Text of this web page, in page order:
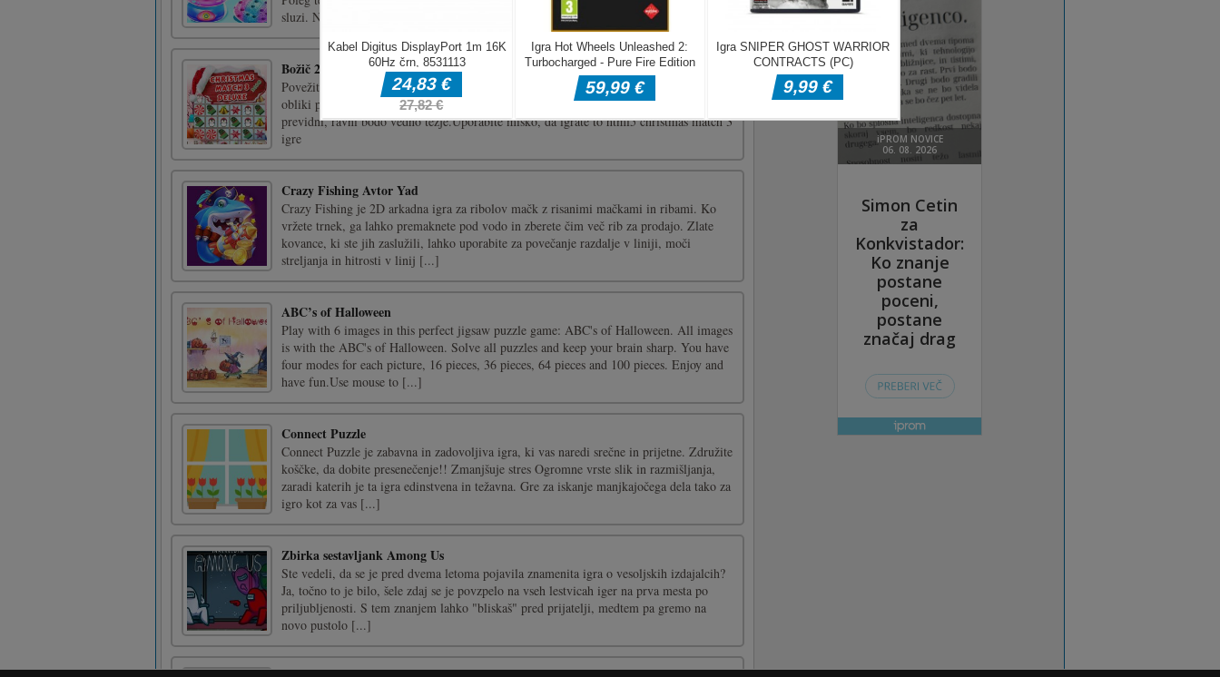
sluzi. Ne predstavlja [...]
Božič 2020 Match 3 Deluxe
Povežite tri ali več enakih božičnih predmetov in dosežete cilj vsake stopnje. Bombe v
obliki peščene ure in jolly predmet vam bodo pomagali doseči vaš cilj. Toda bodite
previdni, ravni bodo vedno težje.Uporabite miško, da igrate to html5 christmas match 3
igre
Crazy Fishing Avtor Yad
Crazy Fishing je 2D arkadna igra za ribolov mačk z risanimi mačkami in ribami. Ko
vržete trnek, ga lahko premaknete pod vodo in zberete čim več rib za prodajo. Zlate
kovance, ki ste jih zaslužili, lahko uporabite za povečanje razdalje v liniji, moči
streljanja in hitrosti v linij [...]
ABC’s of Halloween
Play with 6 images in this perfect jigsaw puzzle game: ABC's of Halloween. All images
is with the ABC's of Halloween. Solve all puzzles and keep your brain sharp. You have
four modes for each picture, 16 pieces, 36 pieces, 64 pieces and 100 pieces. Enjoy and
have fun.Use mouse to [...]
Connect Puzzle
Connect Puzzle je zabavna in zadovoljiva igra, ki vas naredi srečne in prijetne. Združite
koščke, da dobite presenečenje!! Zmanjšuje stres Ogromne vrste slik in razmišljanja,
zaradi katerih je ta igra edinstvena in težavna. Gre za iskanje manjkajočega dela tako za
igro kot za vas [...]
Zbirka sestavljank Among Us
Ste vedeli, da se je pred dvema letoma pojavila znamenita igra o vesoljskih izdajalcih?
Ja, točno to je bilo, šele zdaj se je povzpelo na vseh lestvicah iger na prva mesta po
priljubljenosti. S tem znanjem lahko "bliskaš" pred prijatelji, medtem pa gremo na
novo pustolo [...]